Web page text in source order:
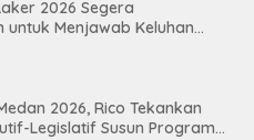
2026 Segera
untuk Menjawab Keluhan
2026, Rico Tekankan
Legislatif Susun Program